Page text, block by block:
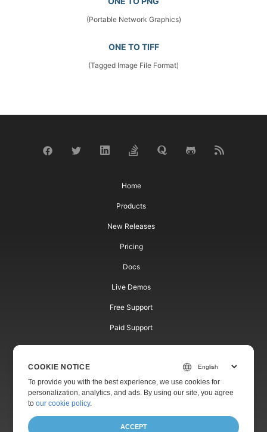
(Portable Network Graphics)
ONE TO TIFF
(Tagged Image File Format)
Home
Products
New Releases
Pricing
Docs
Live Demos
Free Support
Paid Support
Paid Consulting
Websites
COOKIE NOTICE
To provide you with the best experience, we use cookies for
personalization, analytics, and ads. By using our site, you agree
toour cookie policy.
ACCEPT